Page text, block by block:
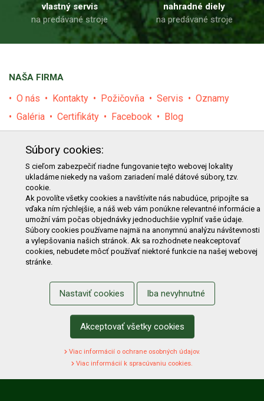
vlastný servis
na predávané stroje
nahradné diely
na predávané stroje
NAŠA FIRMA
O nás Kontakty Požičovňa Servis
Oznamy
Galéria
Certifikáty Facebook Blog
E-shop Akcie Darčekové poukážky
Katalógy
Zľavy
Novinky Predávané značky
Bazár
Výzvy pre obce a firmy
NAKUPOVANIE
Obchodné podmienky
Cenník prepravy
Reklamačný poriadok
Odstúpenie od kúpy
Protokol na odstúpenie od kúpy
Alternatívne riešenie sporu
Ochrana osobných údajov
Používanie cookies
Nákup na splátky
Registrácia Košík
Zmena údajov
Zmena hesla
Prihlasiť sa na odber noviniek
Súbory cookies:
S cieľom zabezpečiť riadne fungovanie tejto webovej lokality
ukladáme niekedy na vašom zariadení malé dátové súbory, tzv.
cookie.
Ak povolíte všetky cookies a navštívite nás nabudúce, pripojíte sa
vďaka ním rýchlejšie, a náš web vám ponúkne relevantné informácie a
umožní vám počas objednávky jednoduchšie vyplniť vaše údaje.
Súbory cookies používame najmä na anonymnú analýzu návštevnosti
a vylepšovania našich stránok. Ak sa rozhodnete neakceptovať
cookies, nebudete môcť používať niektoré funkcie na našej webovej
stránke.
Nastaviť cookies Iba nevyhnutné
Akceptovať všetky cookies
Viac informácií o ochrane osobných údajov.
Viac informácií k spracúvaniu cookies.